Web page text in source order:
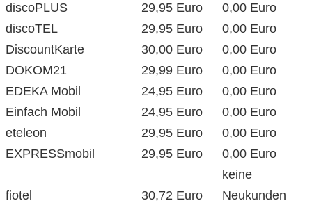
discoPLUS
29,95 Euro
0,00 Euro
discoTEL
29,95 Euro
0,00 Euro
DiscountKarte
30,00 Euro
0,00 Euro
DOKOM21
29,99 Euro
0,00 Euro
EDEKA Mobil
24,95 Euro
0,00 Euro
Einfach Mobil
24,95 Euro
0,00 Euro
eteleon
29,95 Euro
0,00 Euro
EXPRESSmobil
29,95 Euro 0,00 Euro
fiotel 30,72 Euro
keine
Neukunden